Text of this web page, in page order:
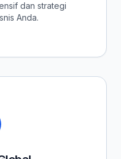
dan strategi
Anda.